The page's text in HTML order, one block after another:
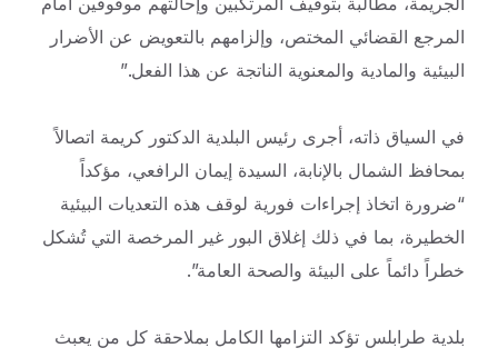
المرجع القضائي المختص، وإلزامهم بالتعويض عن الأضرار
البيئية والمادية والمعنوية الناتجة عن هذا الفعل.”
في السياق ذاته، أجرى رئيس البلدية الدكتور كريمة اتصالاً
بمحافظ الشمال بالإنابة، السيدة إيمان الرافعي، مؤكداً
“ضرورة اتخاذ إجراءات فورية لوقف هذه التعديات البيئية
الخطيرة، بما في ذلك إغلاق البور غير المرخصة التي تُشكل
خطراً دائماً على البيئة والصحة العامة”.
بلدية طرابلس تؤكد التزامها الكامل بملاحقة كل من يعبث